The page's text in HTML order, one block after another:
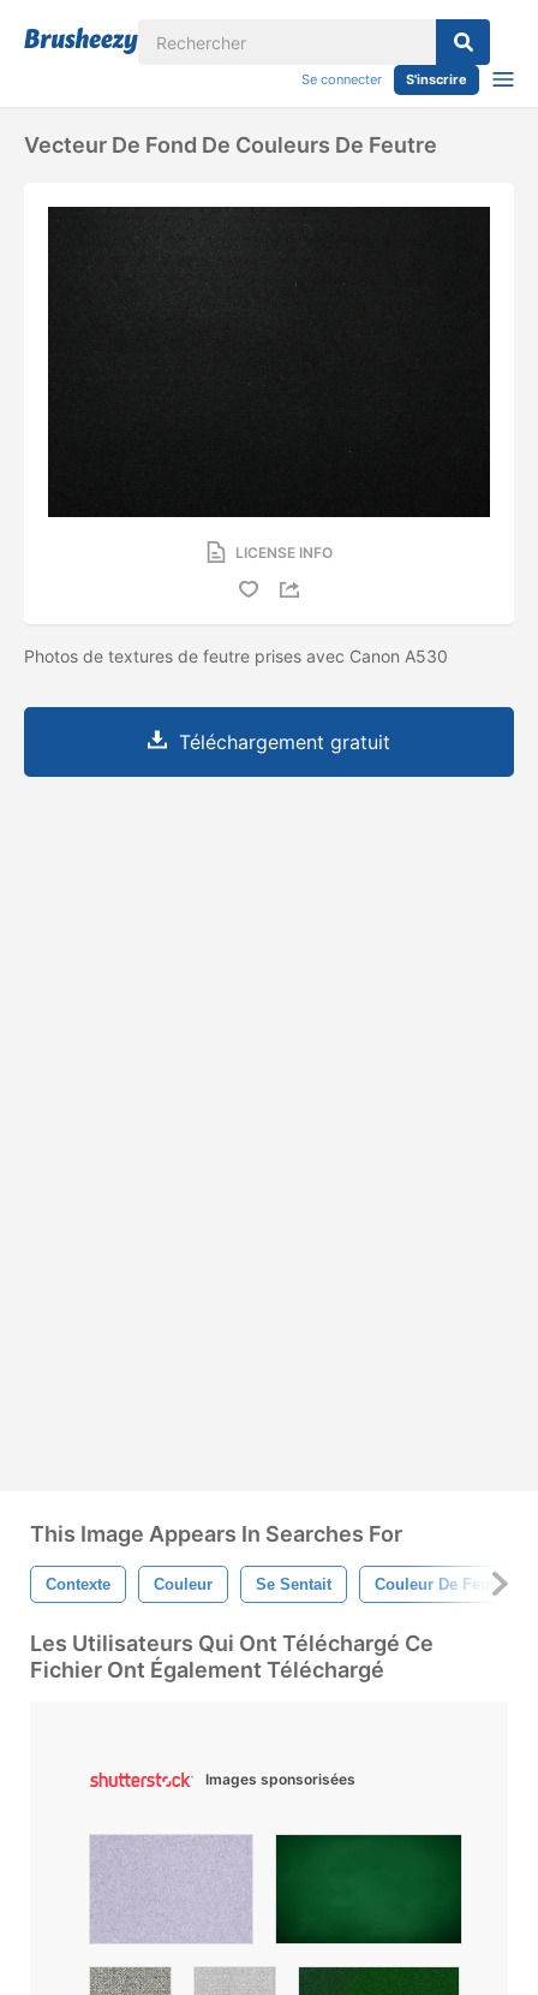
Se connecter S'inscrire
Vecteur De Fond De Couleurs De Feutre
LICENSE INFO
Photos de textures de feutre prises avec Canon A530
Téléchargement gratuit
This Image Appears In Searches For
Contexte Couleur Se Sentait Couleur De Feutre
Les Utilisateurs Qui Ont Téléchargé Ce
Fichier Ont Également Téléchargé
Images sponsorisées